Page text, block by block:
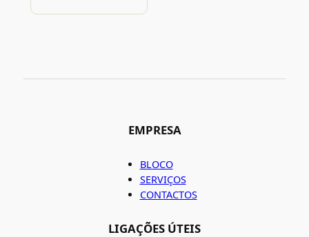
EMPRESA
BLOCO
SERVIÇOS
CONTACTOS
LIGAÇÕES ÚTEIS